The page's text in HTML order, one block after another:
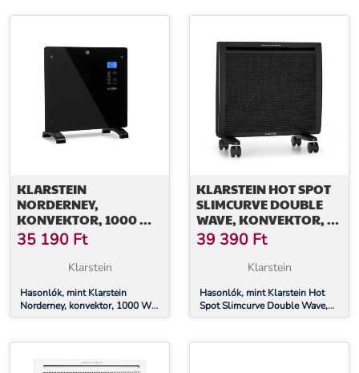
KLARSTEIN
NORDERNEY,
KONVEKTOR, 1000 W
TERMOSZTÁT, IDŐZÍTŐ,
20 M², FEKETE
35 190 Ft
Klarstein
Hasonlók, mint Klarstein
Norderney, konvektor, 1000 W
termosztát, időzítő, 20 m²,
KLARSTEIN HOT SPOT
SLIMCURVE DOUBLE
WAVE, KONVEKTOR, 2
AZ 1-BEN FŰTŐTEST,
1000 W, HETI IDŐZÍTŐ,
39 390 Ft
Klarstein
Hasonlók, mint Klarstein Hot
Spot Slimcurve Double Wave,
konvektor, 2 az 1-ben fűtőtest,